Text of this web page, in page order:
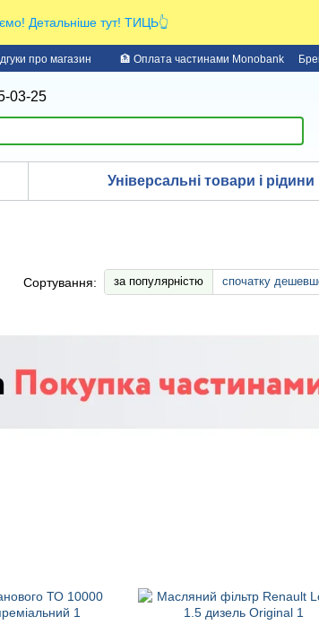
Детальніше тут! ТИЦЬ👆
про магазин 🏦 Оплата частинами Monobank
03-25
Універсальні товари і рідини
Сортування: за популярністю спочатку